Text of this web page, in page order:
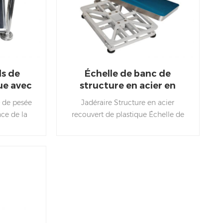
de
avec
de
pesée
de la
Échelle de banc de
structure en acier en
plastique
Jadéraire Structure en acier
recouvert de plastique Échelle de